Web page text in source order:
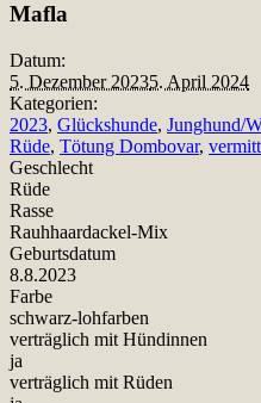
Mafla
Datum:
5. Dezember 20235. April 2024
Kategorien:
2023, Glückshunde, Junghund/
Rüde, Tötung Dombovar,
Geschlecht
Rüde
Rasse
Rauhhaardackel-Mix
Geburtsdatum
8.8.2023
Farbe
schwarz-lohfarben
verträglich mit Hündinnen
ja
verträglich mit Rüden